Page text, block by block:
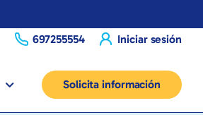
697255554 Iniciar sesión
Solicita información